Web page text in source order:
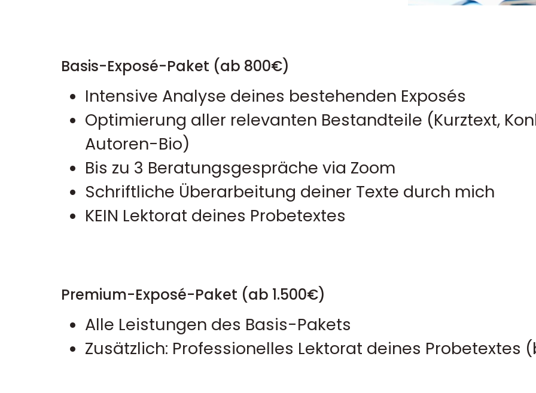
Basis-Exposé-Paket (ab 800€)
Intensive Analyse deines bestehenden Exposés
Optimierung aller relevanten Bestandteile (Kurztext,
Autoren-Bio)
Bis zu 3 Beratungsgespräche via Zoom
Schriftliche Überarbeitung deiner Texte durch mich
KEIN Lektorat deines Probetextes
Premium-Exposé-Paket (ab 1.500€)
Alle Leistungen des Basis-Pakets
Zusätzlich: Professionelles Lektorat deines Probetextes